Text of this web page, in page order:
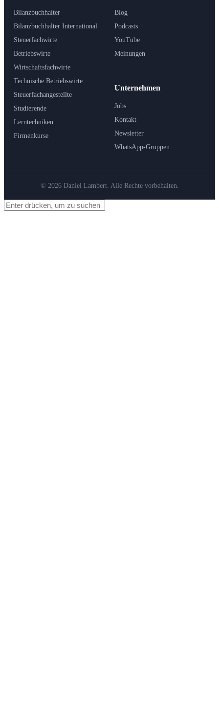
Bilanzbuchhalter
Bilanzbuchhalter International
Steuerfachwirte
Betriebswirte
Wirtschaftsfachwirte
Technische Betriebswirte
Steuerfachangestellte
Studierende
Lerntechniken
Firmenkurse
Blog
Podcasts
YouTube
Meinungen
Unternehmen
Jobs
Kontakt
Newsletter
WhatsApp-Gruppen
© 2026 Daniel Lambert. Alle Rechte vorbehalten.